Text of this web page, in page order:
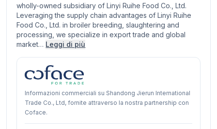
wholly-owned subsidiary of Linyi Ruihe Food Co., Ltd.
Leveraging the supply chain advantages of Linyi Ruihe
Food Co., Ltd. in broiler breeding, slaughtering and
processing, we specialize in export trade and global
market… Leggi di più
Informazioni commerciali su Shandong Jierun International
Trade Co., Ltd, fornite attraverso la nostra partnership con
Coface.